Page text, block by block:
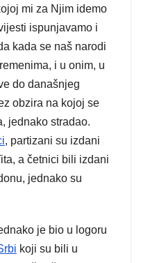
mi za Njim idemo
ispunjavamo i
kada se naš narodi
i u onim, u
do današnjeg
obzira na kojoj se
jednako stradao.
, partizani su izdani
a četnici bili izdani
jednako su
je bio u logoru
koji su bili u